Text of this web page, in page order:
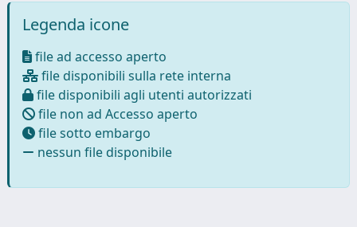
Legenda icone
file ad accesso aperto
file disponibili sulla rete interna
file disponibili agli utenti autorizzati
file non ad Accesso aperto
file sotto embargo
nessun file disponibile